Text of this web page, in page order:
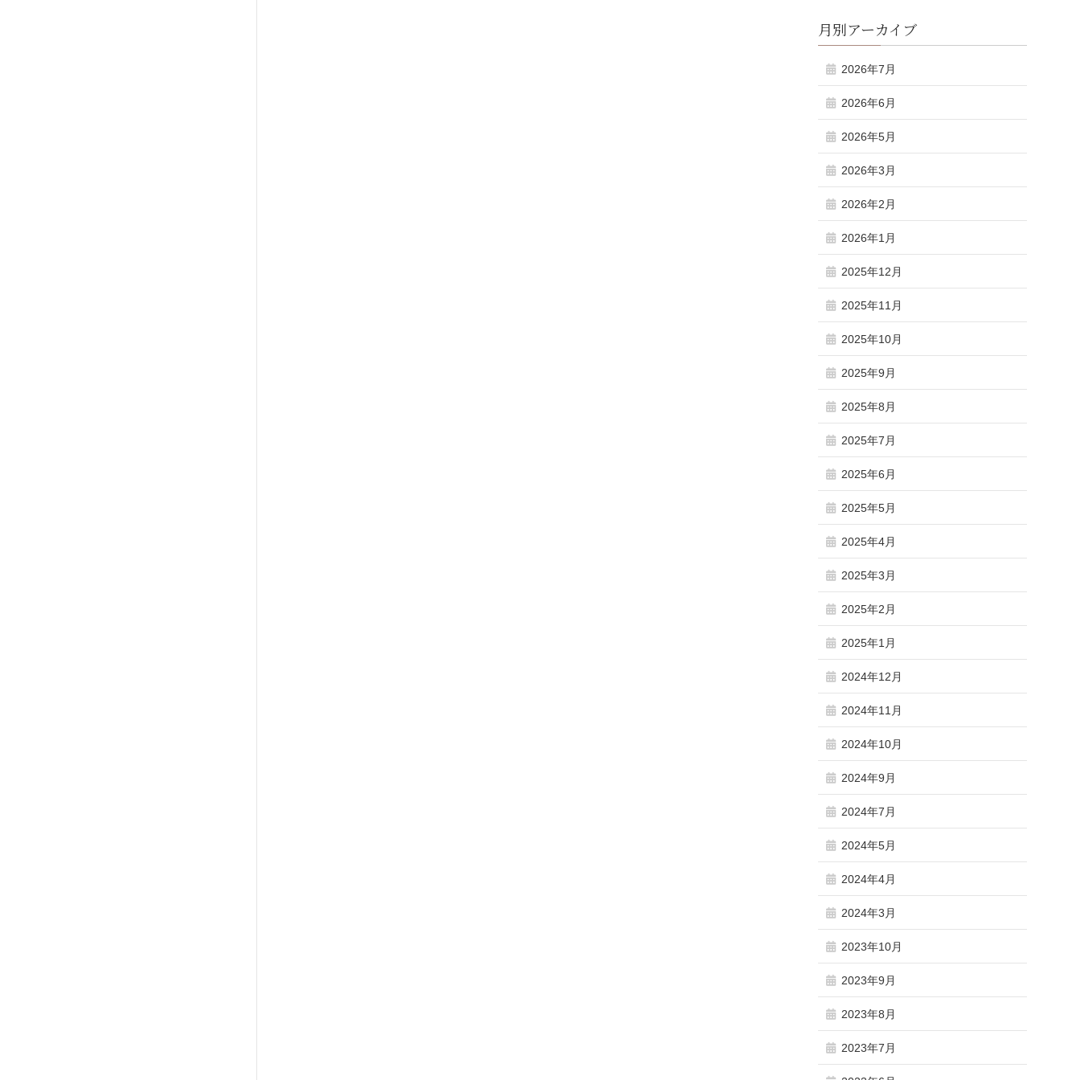
月別アーカイブ
2026年7月
2026年6月
2026年5月
2026年3月
2026年2月
2026年1月
2025年12月
2025年11月
2025年10月
2025年9月
2025年8月
2025年7月
2025年6月
2025年5月
2025年4月
2025年3月
2025年2月
2025年1月
2024年12月
2024年11月
2024年10月
2024年9月
2024年7月
2024年5月
2024年4月
2024年3月
2023年10月
2023年9月
2023年8月
2023年7月